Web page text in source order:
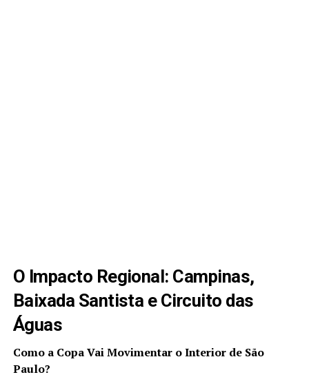
O Impacto Regional: Campinas,
Baixada Santista e Circuito das
Águas
Como a Copa Vai Movimentar o Interior de São
Paulo?